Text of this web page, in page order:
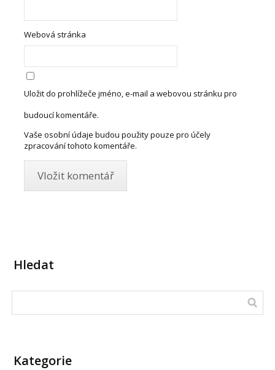
Webová stránka
Uložit do prohlížeče jméno, e-mail a webovou stránku pro
budoucí komentáře.
Vaše osobní údaje budou použity pouze pro účely
zpracování tohoto komentáře.
Hledat
Kategorie